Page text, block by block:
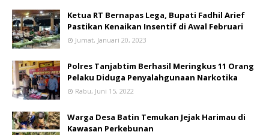
Ketua RT Bernapas Lega, Bupati Fadhil Arief
Pastikan Kenaikan Insentif di Awal Februari
Jumat, Januari 20, 2023
Polres Tanjabtim Berhasil Meringkus 11 Orang
Pelaku Diduga Penyalahgunaan Narkotika
Rabu, Juni 15, 2022
Warga Desa Batin Temukan Jejak Harimau di
Kawasan Perkebunan